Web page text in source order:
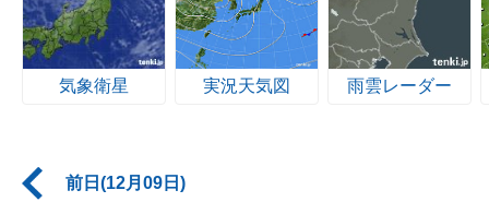
気象衛星 実況天気図 雨雲レーダー
前日(12月09日)